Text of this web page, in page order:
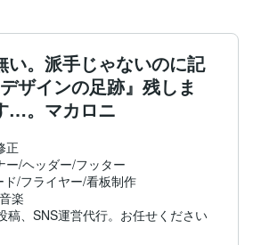
い。派手じゃないのに記
ザインの足跡』残しま
…。マカロニ
正
ー/ヘッダー/フッター
/フライヤー/看板制作
楽
稿、SNS運営代行。お任せください